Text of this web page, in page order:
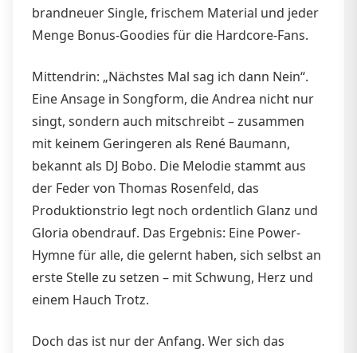
brandneuer Single, frischem Material und jeder
Menge Bonus-Goodies für die Hardcore-Fans.
Mittendrin: „Nächstes Mal sag ich dann Nein“.
Eine Ansage in Songform, die Andrea nicht nur
singt, sondern auch mitschreibt – zusammen
mit keinem Geringeren als René Baumann,
bekannt als DJ Bobo. Die Melodie stammt aus
der Feder von Thomas Rosenfeld, das
Produktionstrio legt noch ordentlich Glanz und
Gloria obendrauf. Das Ergebnis: Eine Power-
Hymne für alle, die gelernt haben, sich selbst an
erste Stelle zu setzen – mit Schwung, Herz und
einem Hauch Trotz.
Doch das ist nur der Anfang. Wer sich das